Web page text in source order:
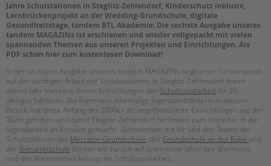
Zertfikatskurse
Seminarkalender
Seminarräume
STADTTEILARBEIT
PROFIL | LEITBILD
Bereiche im Überblick
Kinder- und Jugendschutz
Unsere Videos
Gesellschafter VdK
Jahre Schulstationen in Steglitz-Zehlendorf, Kinderschutz inklusiv,
Lernbrückenprojekt an der Wedding-Grundschule, digitale
Gesundheitstage, tandem BTL Akademie: Die sechste Ausgabe unseres
tandem MAGAZINs ist erschienen und wieder vollgepackt mit vielen
spannenden Themen aus unseren Projekten und Einrichtungen. Als
PDF schon hier zum kostenlosen Download!
In der sechsten Ausgabe unseres tandem MAGAZINs liegt unser Schwerpunkt
auf der wichtigen Arbeit der Schulstationen. In Steglitz-Zehlendorf feiern
dieses Jahr mehrere dieser Einrichtungen der Schulsozialarbeit ihr 20-
jähriges Jubiläum. Ilka Biermann, ehemalige Jugendamtsleiterin in diesem
Bezirk, hat diese Anfang der 2000er als regelfinanzierte Einrichtungen aus der
Taufe gehoben und damit Steglitz-Zehlendorf berlinweit zum Vorreiter in der
Jugendarbeit an Schulen gemacht. Gemeinsam mit ihr und den Teams der
Schulstationen der Mercator-Grundschule, der Grundschule an der Bäke und
der Biesalskischule blicken wir zurück auf spannende Jahre des Wachsens
und der Weiterentwickelung der Schulsozialarbeit.